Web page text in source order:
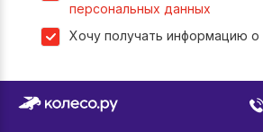
персональных данных
Хочу получать информацию о